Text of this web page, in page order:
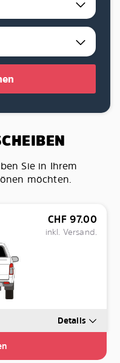
Sie in Ihrem
möchten.
CHF 97.00
inkl. Versand.
Details